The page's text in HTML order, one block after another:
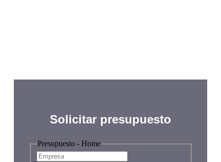
Solicitar presupuesto
Presupuesto - Home